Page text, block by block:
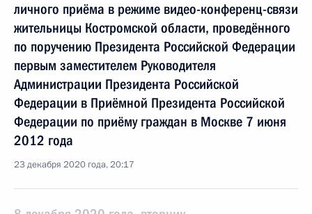
личного приёма в режиме видео-конференц-связи
жительницы Костромской области, проведённого
по поручению Президента Российской Федерации
первым заместителем Руководителя
Администрации Президента Российской
Федерации в Приёмной Президента Российской
Федерации по приёму граждан в Москве 7 июня
2012 года
23 декабря 2020 года, 20:17